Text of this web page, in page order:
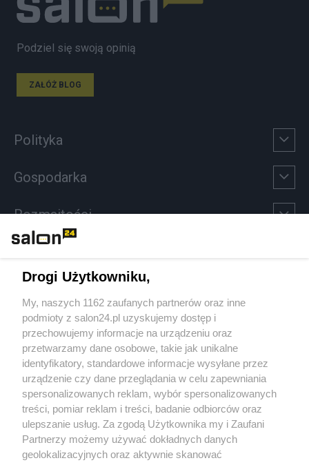
Podziel się swoją opinią
ZAŁÓŻ BLOG
Polityka
Gospodarka
Rozmaitości
Sport
Społeczeństwo
Kultura
X Facebook Instagram Youtube
Drogi Użytkowniku,
My, naszych 1162 zaufanych partnerów oraz inne
podmioty z salon24.pl uzyskujemy dostęp i
przechowujemy informacje na urządzeniu oraz
przetwarzamy dane osobowe, takie jak unikalne
identyfikatory, standardowe informacje wysyłane przez
urządzenie czy dane przeglądania w celu zapewniania
spersonalizowanych reklam, wybór spersonalizowanych
treści, pomiar reklam i treści, badanie odbiorców oraz
ulepszanie usług. Za zgodą Użytkownika my i Zaufani
Partnerzy możemy używać dokładnych danych
geolokalizacyjnych oraz aktywnie skanować